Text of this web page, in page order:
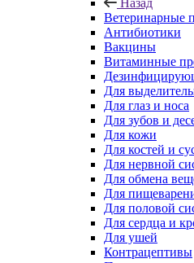
Назад
Ветеринарные
Антибиотики
Вакцины
Витаминные
Для
Для глаз и носа
Для зубов и
Для кожи
Для костей и
Для нервной
Для обмена
Для
Для половой
Для сердца и
Для ушей
Контрацептивы